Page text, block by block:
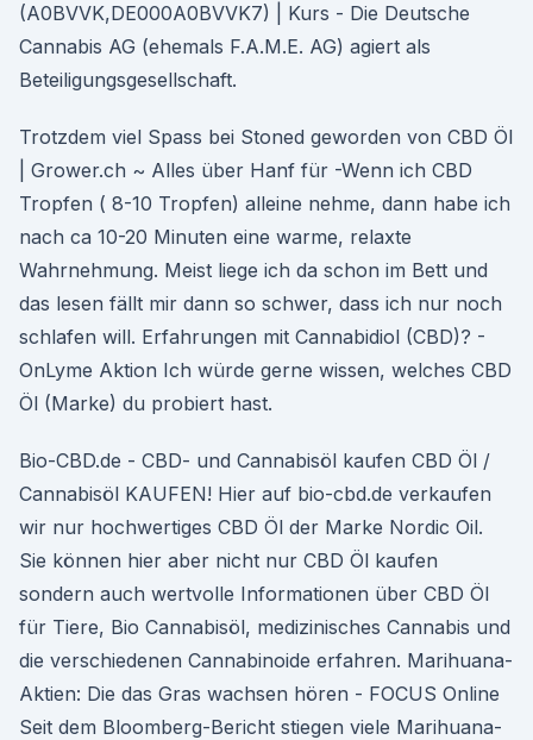
(A0BVVK,DE000A0BVVK7) | Kurs - Die Deutsche
Cannabis AG (ehemals F.A.M.E. AG) agiert als
Beteiligungsgesellschaft.
Trotzdem viel Spass bei Stoned geworden von CBD Öl
| Grower.ch ~ Alles über Hanf für -Wenn ich CBD
Tropfen ( 8-10 Tropfen) alleine nehme, dann habe ich
nach ca 10-20 Minuten eine warme, relaxte
Wahrnehmung. Meist liege ich da schon im Bett und
das lesen fällt mir dann so schwer, dass ich nur noch
schlafen will. Erfahrungen mit Cannabidiol (CBD)? -
OnLyme Aktion Ich würde gerne wissen, welches CBD
Öl (Marke) du probiert hast.
Bio-CBD.de - CBD- und Cannabisöl kaufen CBD Öl /
Cannabisöl KAUFEN! Hier auf bio-cbd.de verkaufen
wir nur hochwertiges CBD Öl der Marke Nordic Oil.
Sie können hier aber nicht nur CBD Öl kaufen
sondern auch wertvolle Informationen über CBD Öl
für Tiere, Bio Cannabisöl, medizinisches Cannabis und
die verschiedenen Cannabinoide erfahren. Marihuana-
Aktien: Die das Gras wachsen hören - FOCUS Online
Seit dem Bloomberg-Bericht stiegen viele Marihuana-